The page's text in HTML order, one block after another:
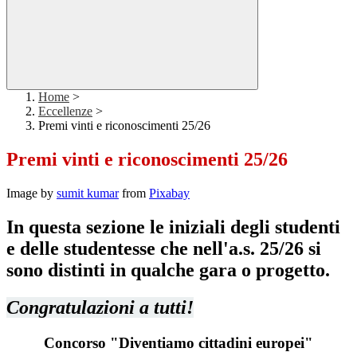
Home >
Eccellenze >
Premi vinti e riconoscimenti 25/26
Premi vinti e riconoscimenti 25/26
Image by sumit kumarfrom Pixabay
In questa sezione le iniziali degli studenti
e delle studentesse che nell'a.s. 25/26 si
sono distinti in qualche gara o progetto.
Congratulazioni a tutti!
Concorso "Diventiamo cittadini europei"